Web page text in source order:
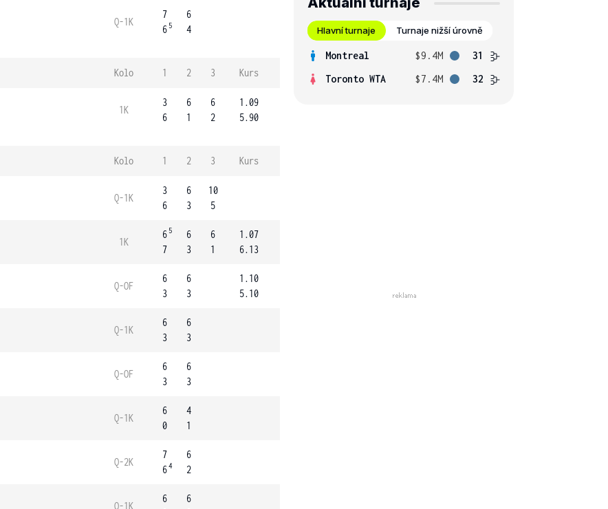
Q-1K
7
6 5
6
4
Kolo 1 2 3 Kurs
1K
3
6
6
1
6
2
1.09
5.90
Kolo 1 2 3 Kurs
Q-1K
3
6
6
3
10
5
1K
6 5
7
6
3
6
1
1.07
6.13
Q-OF
6
3
6
3
1.10
5.10
Q-1K
6
3
6
3
Q-OF
6
3
6
3
Q-1K
6
0
4
1
Q-2K
7
64
6
2
Q-1K
6
6
Hlavní turnaje Turnaje nižší úrovně
Montreal $9.4M
31
Toronto WTA
$7.4M 32